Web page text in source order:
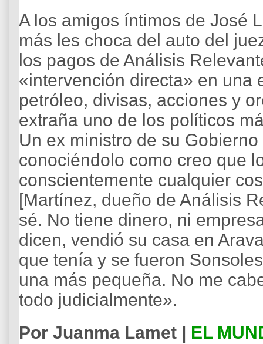
A los amigos íntimos de José
más les choca del auto del
los pagos de Análisis
«intervención directa» en una
petróleo, divisas, acciones y
extraña uno de los políticos
Un ex ministro de su
conociéndolo como creo que
conscientemente cualquier
[Martínez, dueño de Análisis
sé. No tiene dinero, ni
dicen, vendió su casa en
que tenía y se fueron
una más pequeña. No me
todo judicialmente».
Por Juanma Lamet | EL